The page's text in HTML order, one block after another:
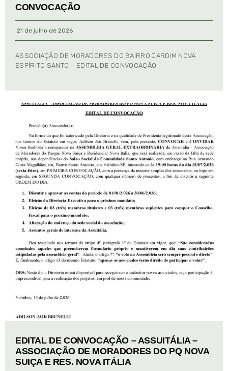
CONVOCAÇÃO
21 de julho de 2026
ASSOCIAÇÃO DE MORADORES DO BAIRRO JARDIM NOVA
ESPÍRITO SANTO – EDITAL DE CONVOCAÇÃO
EDITAL DE CONVOCAÇÃO – ASSUITÁLIA –
ASSOCIAÇÃO DE MORADORES DO PQ NOVA
SUIÇA E RES. NOVA ITÁLIA